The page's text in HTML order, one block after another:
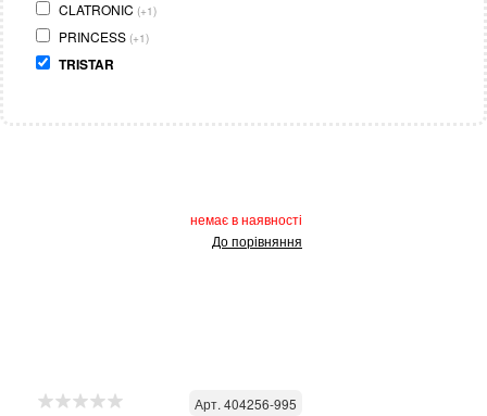
CLATRONIC (+1)
PRINCESS (+1)
TRISTAR
немає в наявності
До порівняння
Арт. 404256-995